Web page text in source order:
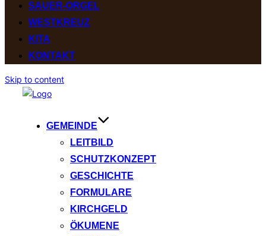
SAUER-ORGEL
WESTKREUZ
KITA
KONTAKT
Skip to content
GEMEINDE
LEITBILD
SCHUTZKONZEPT
GESCHICHTE
FORMULARE
KIRCHGELD
ÖKUMENE